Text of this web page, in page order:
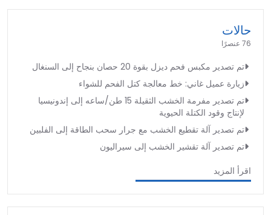
حالات
76 عنصرًا
تم تصدير مكبس فحم ديزل بقوة 20 حصان بنجاح إلى السنغال
زيارة عميل غاني: خط معالجة كتل الفحم للشواء
تم تصدير مفرمة الخشب الثقيلة 15 طن/ساعه إلى إندونيسيا
لإنتاج وقود الكتلة الحيوية
تم تصدير آلة تقطيع الخشب مع جرار سحب الطاقة إلى الفلبين
تم تصدير آلة تقشير الخشب إلى سيراليون
اقرأ المزيد